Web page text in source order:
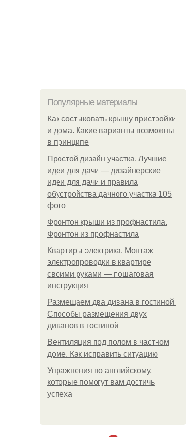
Популярные материалы
Как состыковать крышу пристройки
и дома. Какие варианты возможны
в принципе
Простой дизайн участка. Лучшие
идеи для дачи — дизайнерские
идеи для дачи и правила
обустройства дачного участка 105
фото
Фронтон крыши из профнастила.
Фронтон из профнастила
Квартиры электрика. Монтаж
электропроводки в квартире
своими руками — пошаговая
инструкция
Размещаем два дивана в гостиной.
Способы размещения двух
диванов в гостиной
Вентиляция под полом в частном
доме. Как исправить ситуацию
Упражнения по английскому,
которые помогут вам достичь
успеха